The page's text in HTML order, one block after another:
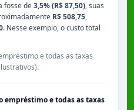
fosse de3,5% (R$ 87,50), suas
R$ 508,75,
. Nesse exemplo, o custo total
e todas as taxas
empréstimo e todas as taxas